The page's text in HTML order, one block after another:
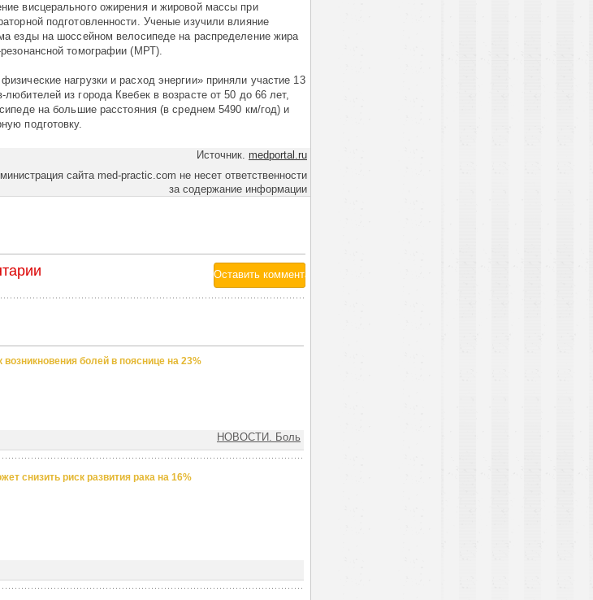
висцерального ожирения и жировой массы при
подготовленности. Ученые изучили влияние
езды на шоссейном велосипеде на распределение жира
томографии (МРТ).
нагрузки и расход энергии» приняли участие 13
из города Квебек в возрасте от 50 до 66 лет,
на большие расстояния (в среднем 5490 км/год) и
подготовку.
Источник. medportal.ru
сайта med-practic.com не несет ответственности
за содержание информации
болей в пояснице на 23%
НОВОСТИ. Боль
снизить риск развития рака на 16%